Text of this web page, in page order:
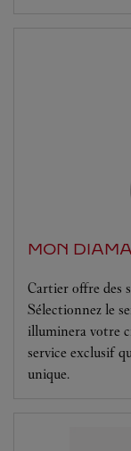
MON
Cartier offre des
Sélectionnez le
illuminera votre
service exclusif
unique.